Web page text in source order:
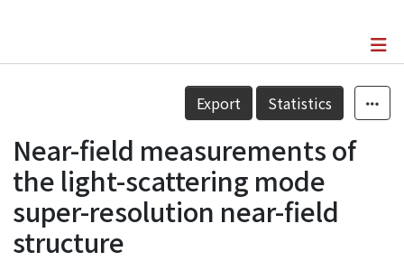
Statistics
Details
Export Statistics
Near-field measurements of
the light-scattering mode
super-resolution near-field
structure